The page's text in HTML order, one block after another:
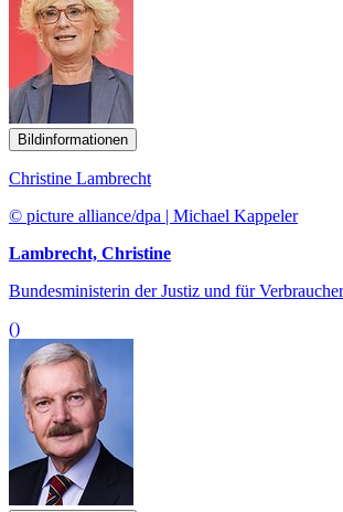
Bildinformationen
Christine Lambrecht
© picture alliance/dpa | Michael Kappeler
Lambrecht, Christine
Bundesministerin der Justiz und für
()